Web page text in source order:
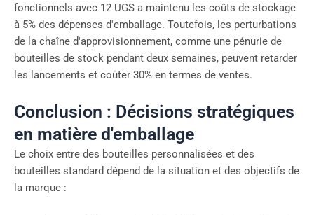
fonctionnels avec 12 UGS a maintenu les coûts de stockage
à 5% des dépenses d'emballage. Toutefois, les perturbations
de la chaîne d'approvisionnement, comme une pénurie de
bouteilles de stock pendant deux semaines, peuvent retarder
les lancements et coûter 30% en termes de ventes.
Conclusion : Décisions stratégiques
en matière d'emballage
Le choix entre des bouteilles personnalisées et des
bouteilles standard dépend de la situation et des objectifs de
la marque :